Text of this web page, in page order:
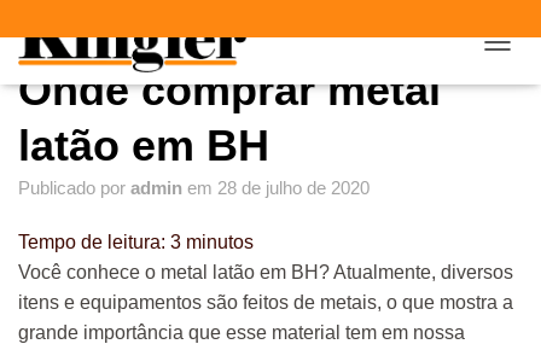
L
A
E
Onde comprar metal
latão em BH
Publicado por admin em 28 de julho de 2020
Tempo de leitura: 3 minutos
Você conhece o metal latão em BH? Atualmente, diversos
itens e equipamentos são feitos de metais, o que mostra a
grande importância que esse material tem em nossa